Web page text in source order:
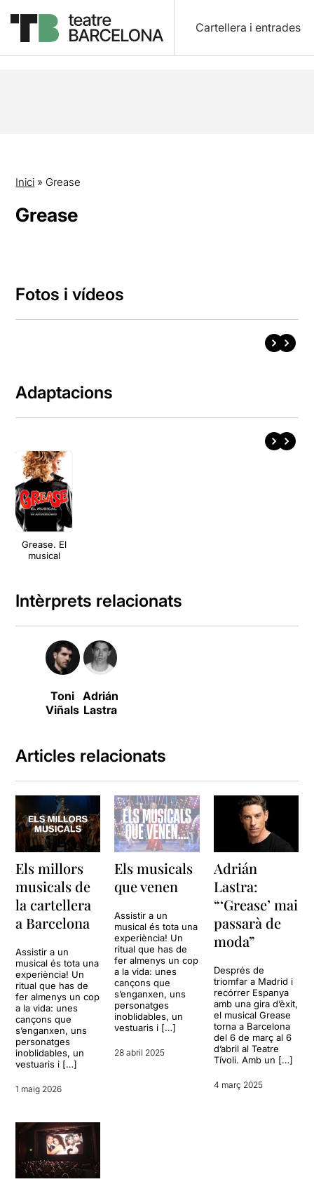
Cartellera i entrades
Inici » Grease
Grease
Fotos i vídeos
Adaptacions
Grease. El
musical
Intèrprets relacionats
Toni
Viñals
Adrián
Lastra
Articles relacionats
Els millors
musicals de
la cartellera
a Barcelona
Assistir a un
musical és tota una
experiència! Un
ritual que has de
fer almenys un cop
a la vida: unes
cançons que
s’enganxen, uns
personatges
inoblidables, un
vestuaris i […]
1 maig 2026
Els musicals
que venen
Assistir a un
musical és tota una
experiència! Un
ritual que has de
fer almenys un cop
a la vida: unes
cançons que
s’enganxen, uns
personatges
inoblidables, un
vestuaris i […]
28 abril 2025
Adrián
Lastra:
“‘Grease’ mai
passarà de
moda”
Després de
triomfar a Madrid i
recórrer Espanya
amb una gira d’èxit,
el musical Grease
torna a Barcelona
del 6 de març al 6
d’abril al Teatre
Tívoli. Amb un […]
4 març 2025